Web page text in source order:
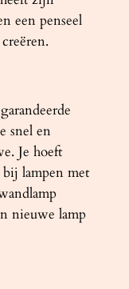
een penseel
snel en
Je hoeft
lampen met
nieuwe lamp